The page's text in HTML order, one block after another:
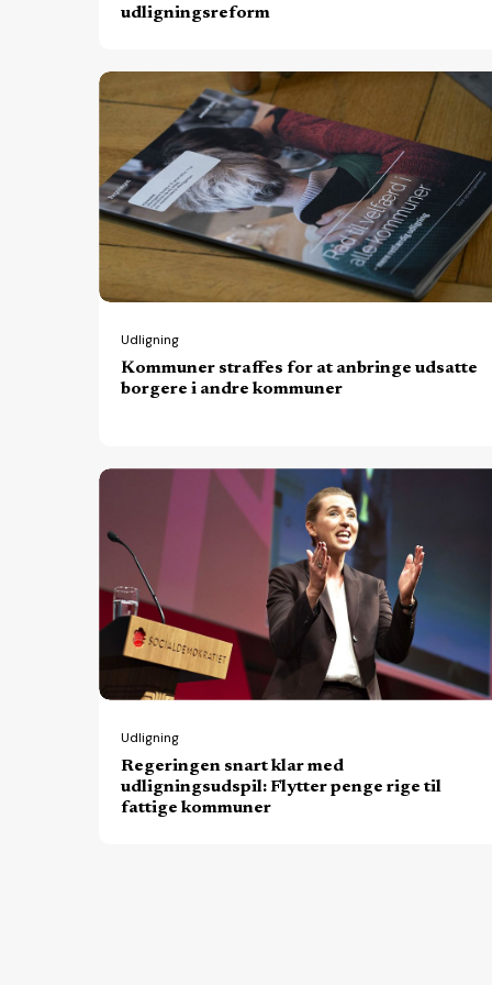
udligningsreform
Kommuner
for
at
anbringe
udsatte
andre
kommuner
Udligning
Kommuner straffes for at anbringe udsatte
borgere i andre kommuner
Regeringen
klar
udligningsudspil:
Flytter
rige
fattige
kommuner
Udligning
Regeringen snart klar med
udligningsudspil: Flytter penge rige til
fattige kommuner